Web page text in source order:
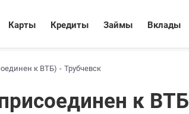
Карты Кредиты Займы Вклады
к ВТБ) Трубчевск
к